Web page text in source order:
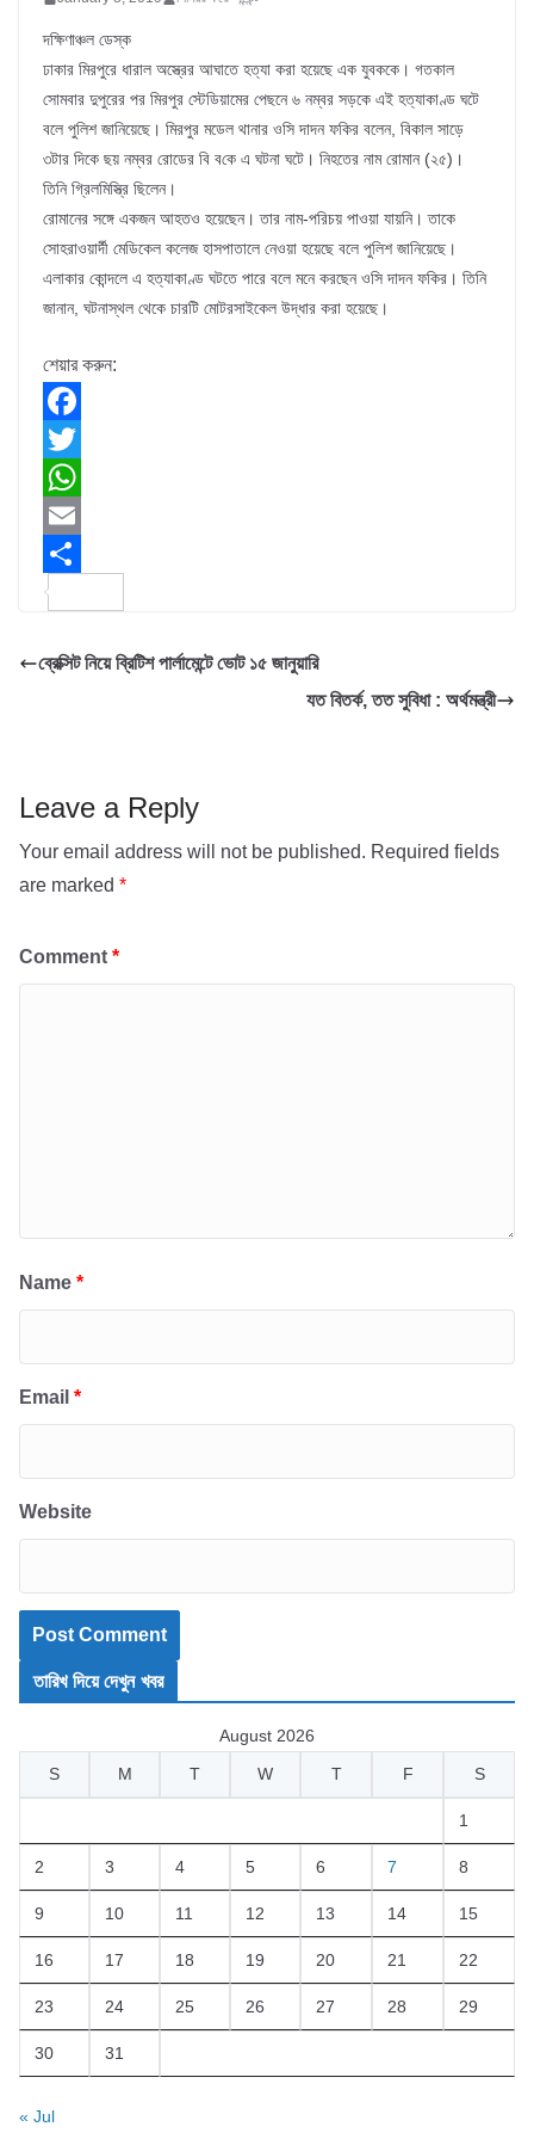
দক্ষিণাঞ্চল ডেস্ক
ঢাকার মিরপুরে ধারাল অস্ত্রের আঘাতে হত্যা করা হয়েছে এক যুবককে। গতকাল
সোমবার দুপুরের পর মিরপুর স্টেডিয়ামের পেছনে ৬ নম্বর সড়কে এই হত্যাকাণ্ড ঘটে
বলে পুলিশ জানিয়েছে। মিরপুর মডেল থানার ওসি দাদন ফকির বলেন, বিকাল সাড়ে
৩টার দিকে ছয় নম্বর রোডের বি ব­কে এ ঘটনা ঘটে। নিহতের নাম রোমান (২৫)।
তিনি গ্রিলমিস্ত্রি ছিলেন।
রোমানের সঙ্গে একজন আহতও হয়েছেন। তার নাম-পরিচয় পাওয়া যায়নি। তাকে
সোহরাওয়ার্দী মেডিকেল কলেজ হাসপাতালে নেওয়া হয়েছে বলে পুলিশ জানিয়েছে।
এলাকার কোন্দলে এ হত্যাকাণ্ড ঘটতে পারে বলে মনে করছেন ওসি দাদন ফকির। তিনি
জানান, ঘটনাস্থল থেকে চারটি মোটরসাইকেল উদ্ধার করা হয়েছে।
শেয়ার করুন:
F
a
c
e
b
o
T
w
t
e
W
h
a
s
E
m
i
a
ব্রেক্সিট নিয়ে ব্রিটিশ পার্লামেন্টে ভোট ১৫ জানুয়ারি
যত বিতর্ক, তত সুবিধা : অর্থমন্ত্রী
Leave a Reply
Your email address will not be published. Required fields
are marked *
Comment *
Name *
Email *
Website
তারিখ দিয়ে দেখুন খবর
August 2026
S
M T W T F S
1
2 3 4 5 6 7 8
9 10 11 12 13 14 15
16 17 18 19 20 21 22
23 24 25 26 27 28 29
30 31
« Jul